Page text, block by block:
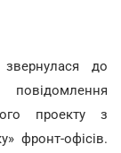
звернулася до
проекту з
фронт-офісів.